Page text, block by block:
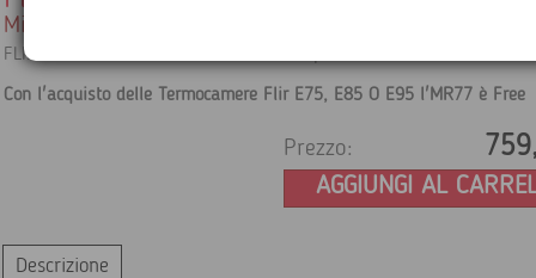
Misuratore di umidità
FLIR MR77 misuratore di umidità senza puntale
Con l'acquisto delle Termocamere Flir E75, E85 O E95 l'MR77 è Free
Prezzo:
AGGIUNGI AL
Descrizione